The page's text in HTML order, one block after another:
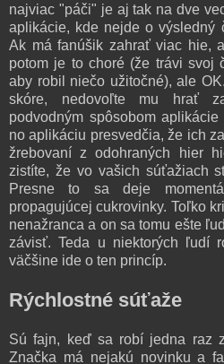
najviac "páči" je aj tak na dve
aplikácie, kde nejde o výsledný
Ak má fanúšik zahrať viac hie,
potom je to choré (že trávi svoj
aby robil niečo užitočné), ale
skóre, nedovoľte mu hrať
podvodným spôsobom
no aplikáciu presvedčia, že ich
žrebovaní z odohraných hier
zistíte, že vo vašich súťažiach
Presne to sa deje
propagujúcej cukrovinky. Toľko
nenažranca a on sa tomu ešte
závisť. Teda u niektorých ľudí
väčšine ide o ten princíp.
Rýchlostné súťaže
Sú fajn, keď sa robí jedna raz
Značka má nejakú novinku a